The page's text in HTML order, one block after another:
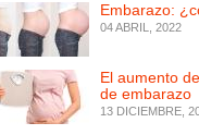
Embarazo:
04 ABRIL, 2022
El aumento
de embarazo
13 DICIEMBRE,